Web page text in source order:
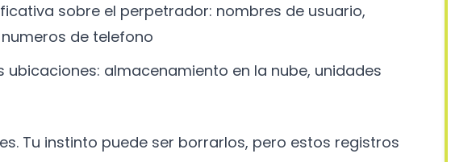
sobre el perpetrador: nombres de usuario,
de telefono
almacenamiento en la nube, unidades
Tu instinto puede ser borrarlos, pero estos registros